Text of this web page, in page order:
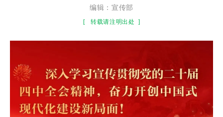
编辑：宣传部
[ 转载请注明出处 ]